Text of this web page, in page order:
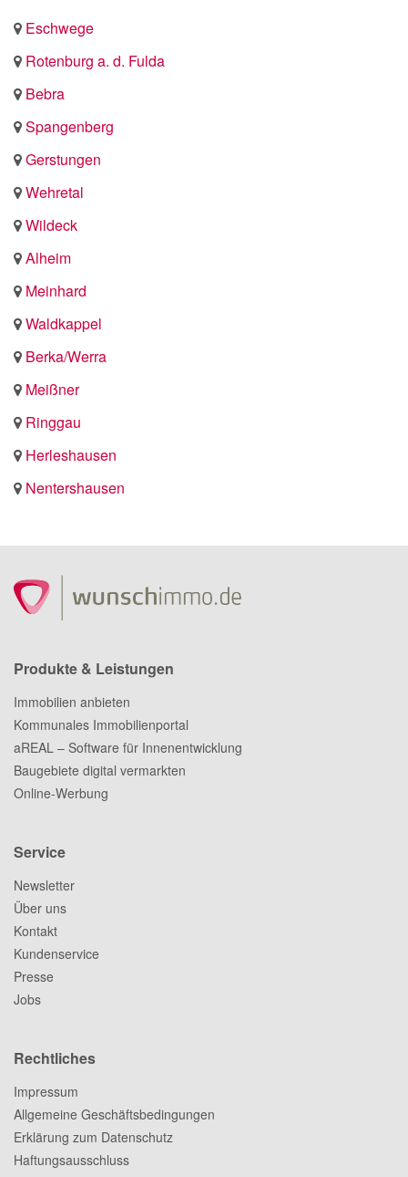
Eschwege
Rotenburg a. d. Fulda
Bebra
Spangenberg
Gerstungen
Wehretal
Wildeck
Alheim
Meinhard
Waldkappel
Berka/Werra
Meißner
Ringgau
Herleshausen
Nentershausen
Produkte & Leistungen
Immobilien anbieten
Kommunales Immobilienportal
aREAL – Software für Innenentwicklung
Baugebiete digital vermarkten
Online-Werbung
Service
Newsletter
Über uns
Kontakt
Kundenservice
Presse
Jobs
Rechtliches
Impressum
Allgemeine Geschäftsbedingungen
Erklärung zum Datenschutz
Haftungsausschluss